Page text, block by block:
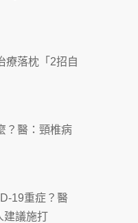
例：致死
程與智慧
好禮一手
療落枕「2招自
？醫：頸椎病
19重症？醫
建議施打